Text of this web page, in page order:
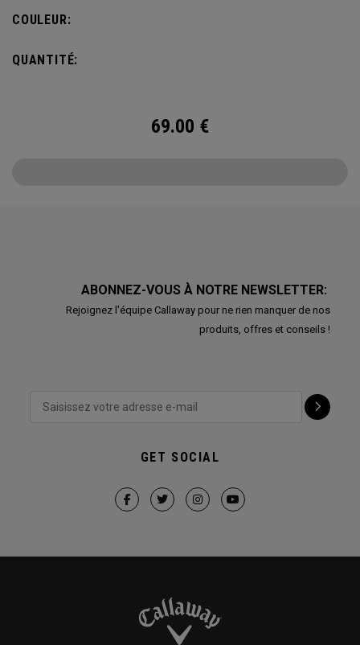
COULEUR:
QUANTITÉ:
69.00 €
ABONNEZ-VOUS À NOTRE NEWSLETTER:
Rejoignez l'équipe Callaway pour ne rien manquer de nos
produits, offres et conseils !
GET SOCIAL